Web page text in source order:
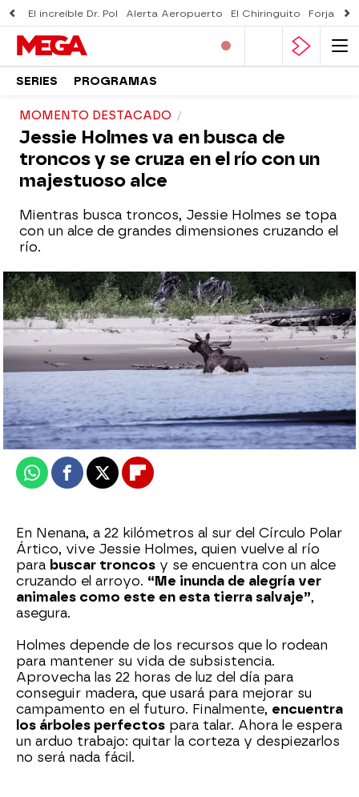
El increíble Dr. Pol Alerta Aeropuerto El Chiringuito Forjado
SERIES PROGRAMAS
MOMENTO DESTACADO
Jessie Holmes va en busca de
troncos y se cruza en el río con un
majestuoso alce
Mientras busca troncos, Jessie Holmes se topa
con un alce de grandes dimensiones cruzando el
río.
mega
Publicado: 27 de diciembre de 2024, 18:35
WhatsappFacebook
X Flipboard
En Nenana, a 22 kilómetros al sur del Círculo Polar
Ártico, vive Jessie Holmes, quien vuelve al río
para buscar troncos y se encuentra con un alce
cruzando el arroyo. “Me inunda de alegría ver
animales como este en esta tierra salvaje”,
asegura.
Holmes depende de los recursos que lo rodean
para mantener su vida de subsistencia.
Aprovecha las 22 horas de luz del día para
conseguir madera, que usará para mejorar su
campamento en el futuro. Finalmente, encuentra
los árboles perfectos para talar. Ahora le espera
un arduo trabajo: quitar la corteza y despiezarlos
no será nada fácil.